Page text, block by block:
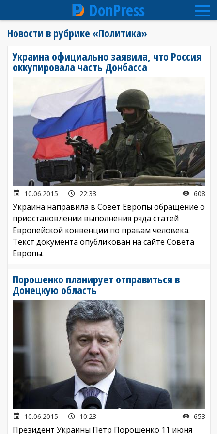
содержанию
DonPress
Новости в рубрике «Политика»
Украина официально заявила, что Россия
оккупировала часть Донбасса
10.06.2015 22:33 608
Украина направила в Совет Европы обращение о
приостановлении выполнения ряда статей
Европейской конвенции по правам человека.
Текст документа опубликован на сайте Совета
Европы.
Порошенко планирует отправиться в
Донецкую область
10.06.2015 10:23 653
Президент Украины Петр Порошенко 11 июня